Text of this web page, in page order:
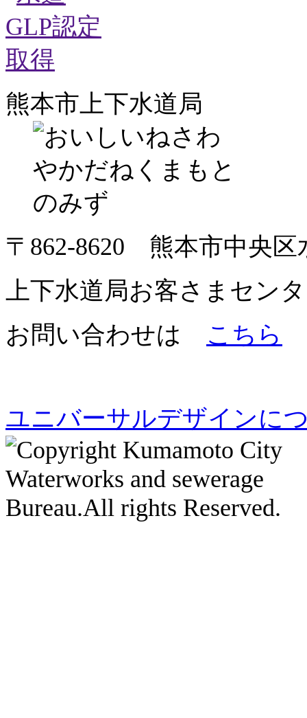
熊本市上下水道局
〒862-8620 熊本市中央
上下水道局お客さまセン
お問い合わせは こちら
ユニバーサルデザインに